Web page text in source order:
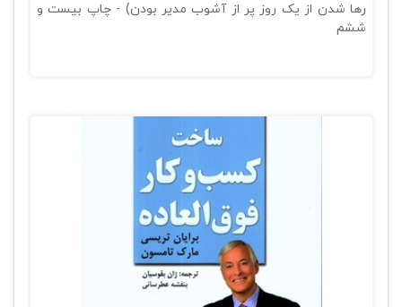
رها شدن از یک روز پر از آشوب مدیر بودن) - چاپ بیست و
ششم